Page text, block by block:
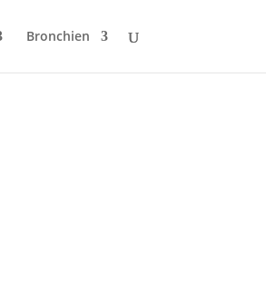
Bronchien